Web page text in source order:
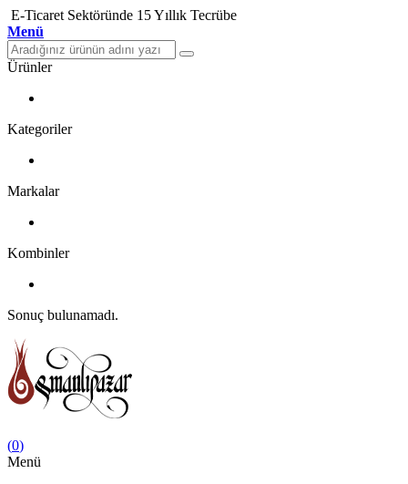
E-Ticaret Sektöründe 15 Yıllık Tecrübe
Menü
Ürünler
Kategoriler
Markalar
Kombinler
Sonuç bulunamadı.
(0)
Menü